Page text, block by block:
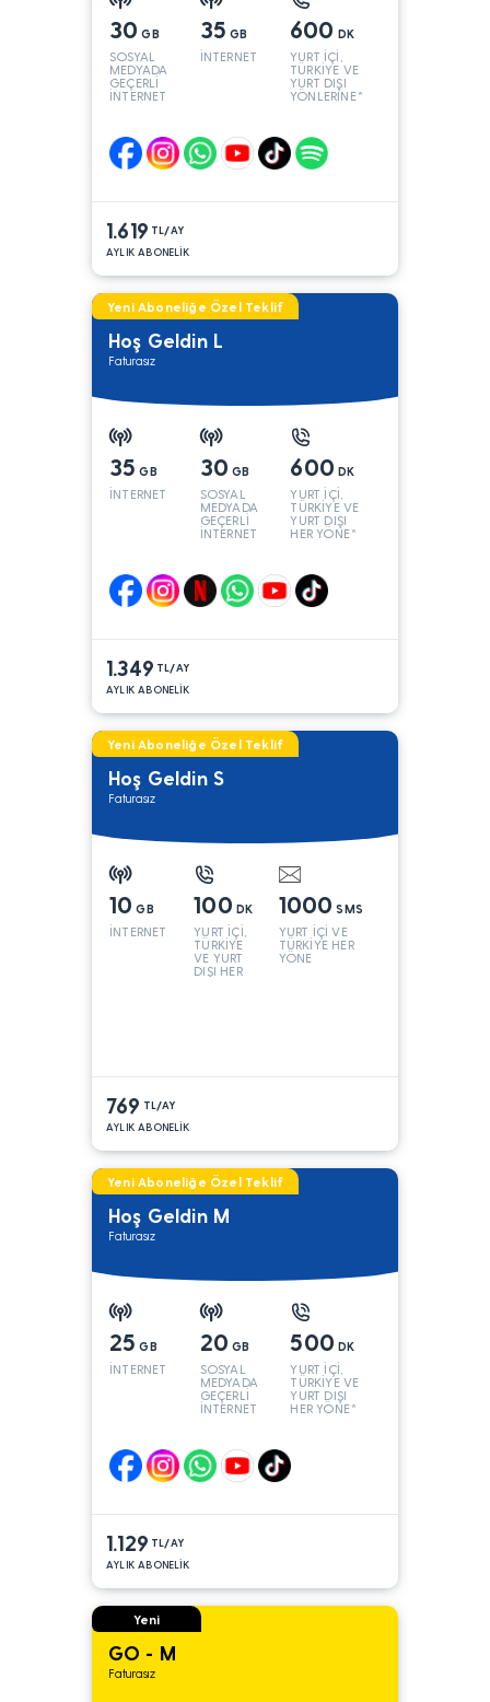
30 GB
SOSYAL
MEDYADA
GEÇERLİ
İNTERNET
35 GB
İNTERNET
600 DK
YURT İÇİ,
TÜRKİYE VE
YURT DIŞI
YÖNLERİNE*
1.619 TL/AY
AYLIK ABONELİK
Yeni Aboneliğe Özel Teklif
Hoş Geldin L
Faturasız
35 GB
İNTERNET
30 GB
SOSYAL
MEDYADA
GEÇERLİ
İNTERNET
600 DK
YURT İÇİ,
TÜRKİYE VE
YURT DIŞI
HER YÖNE*
1.349 TL/AY
AYLIK ABONELİK
Yeni Aboneliğe Özel Teklif
Hoş Geldin S
Faturasız
10 GB
İNTERNET
100 DK
YURT İÇİ,
TÜRKİYE
VE YURT
DIŞI HER
1000 SMS
YURT İÇİ VE
TÜRKİYE HER
YÖNE
769 TL/AY
AYLIK ABONELİK
Yeni Aboneliğe Özel Teklif
Hoş Geldin M
Faturasız
25 GB
İNTERNET
20 GB
SOSYAL
MEDYADA
GEÇERLİ
İNTERNET
500 DK
YURT İÇİ,
TÜRKİYE VE
YURT DIŞI
HER YÖNE*
1.129 TL/AY
AYLIK ABONELİK
Yeni
GO - M
Faturasız